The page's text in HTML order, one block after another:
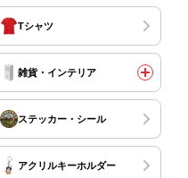
Tシャツ
雑貨・インテリア
ステッカー・シール
アクリルキーホルダー